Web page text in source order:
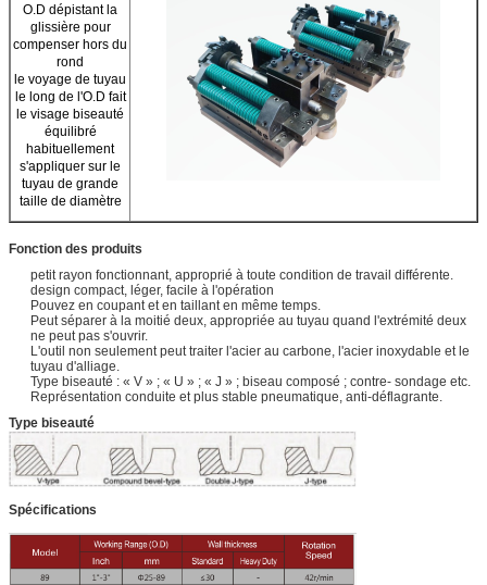
O.D dépistant la
glissière pour
compenser hors du
rond
le voyage de tuyau
le long de l'O.D fait
le visage biseauté
équilibré
habituellement
s'appliquer sur le
tuyau de grande
taille de diamètre
Fonction des produits
petit rayon fonctionnant, approprié à toute condition de travail différente.
design compact, léger, facile à l'opération
Pouvez en coupant et en taillant en même temps.
Peut séparer à la moitié deux, appropriée au tuyau quand l'extrémité deux
ne peut pas s'ouvrir.
L'outil non seulement peut traiter l'acier au carbone, l'acier inoxydable et le
tuyau d'alliage.
Type biseauté : « V » ; « U » ; « J » ; biseau composé ; contre- sondage etc.
Représentation conduite et plus stable pneumatique, anti-déflagrante.
Type biseauté
Spécifications